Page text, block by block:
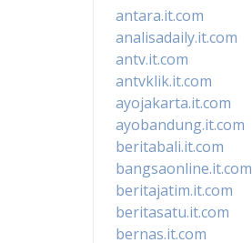
antara.it.com
analisadaily.it.com
antv.it.com
antvklik.it.com
ayojakarta.it.com
ayobandung.it.com
beritabali.it.com
bangsaonline.it.com
beritajatim.it.com
beritasatu.it.com
bernas.it.com